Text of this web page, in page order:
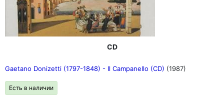
CD
Gaetano Donizetti (1797-1848) - Il Campanello (CD) (1987)
Есть в наличии